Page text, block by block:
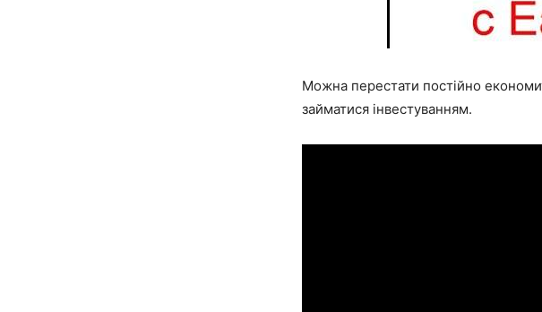
Можна перестати постійно
займатися інвестуванням.